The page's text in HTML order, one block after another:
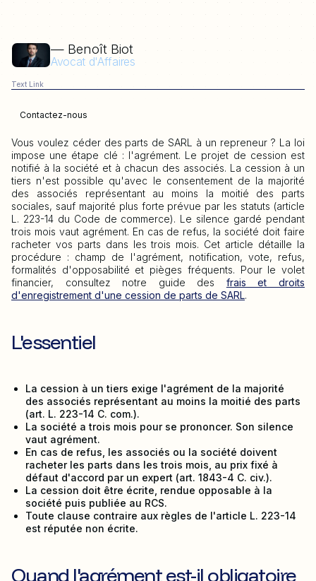
— Benoît Biot
Avocat d'Affaires
Text Link
Contactez-nous
Vous voulez céder des parts de SARL à un repreneur ? La loi
impose une étape clé : l'agrément. Le projet de cession est
notifié à la société et à chacun des associés. La cession à un
tiers n'est possible qu'avec le consentement de la majorité
des associés représentant au moins la moitié des parts
sociales, sauf majorité plus forte prévue par les statuts (article
L. 223-14 du Code de commerce). Le silence gardé pendant
trois mois vaut agrément. En cas de refus, la société doit faire
racheter vos parts dans les trois mois. Cet article détaille la
procédure : champ de l'agrément, notification, vote, refus,
formalités d'opposabilité et pièges fréquents. Pour le volet
financier, consultez notre guide des frais et droits
d'enregistrement d'une cession de parts de SARL.
L'essentiel
La cession à un tiers exige l'agrément de la majorité
des associés représentant au moins la moitié des parts
(art. L. 223-14 C. com.).
La société a trois mois pour se prononcer. Son silence
vaut agrément.
En cas de refus, les associés ou la société doivent
racheter les parts dans les trois mois, au prix fixé à
défaut d'accord par un expert (art. 1843-4 C. civ.).
La cession doit être écrite, rendue opposable à la
société puis publiée au RCS.
Toute clause contraire aux règles de l'article L. 223-14
est réputée non écrite.
Quand l'agrément est-il obligatoire